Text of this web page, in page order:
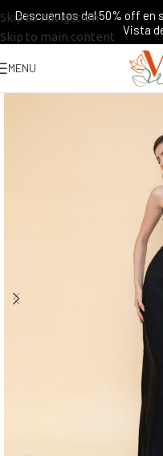
Skip to navigation
Skip to main content
Descuentos del 50% off en
Vista
MENU